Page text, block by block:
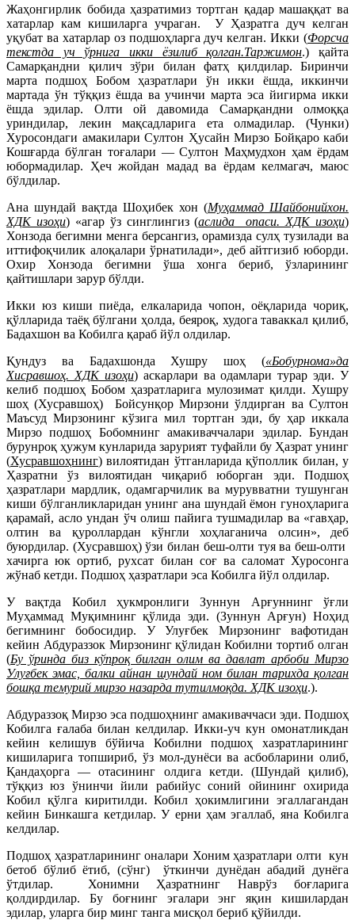
Жаҳонгирлик бобида ҳазратимиз тортган қадар машаққат ва
хатарлар кам кишиларга учраган. У Ҳазратга дуч келган
уқубат ва хатарлар оз подшоҳларга дуч келган. Икки (Форсча
текстда уч ўрнига икки ёзилиб қолган.Таржимон.) қайта
Самарқандни қилич зўри билан фатҳ қилдилар. Биринчи
марта подшоҳ Бобом ҳазратлари ўн икки ёшда, иккинчи
мартада ўн тўққиз ёшда ва учинчи марта эса йигирма икки
ёшда эдилар. Олти ой давомида Самарқандни олмоққа
уриндилар, лекин мақсадларига ета олмадилар. (Чунки)
Хуросондаги амакилари Султон Ҳусайн Мирзо Бойқаро каби
Кошғарда бўлган тоғалари —Султон Маҳмудхон ҳам ёрдам
юбормадилар. Ҳеч жойдан мадад ва ёрдам келмагач, маюс
бўлдилар.
Ана шундай вақтда Шоҳибек хон (Муҳаммад Шайбонийхон.
ХДК изоҳи) «агар ўз синглингиз (аслида опаси. ХДК изоҳи)
Хонзода бегимни менга берсангиз, орамизда сулҳ тузилади ва
иттифоқчилик алоқалари ўрнатилади», деб айтгизиб юборди.
Охир Хонзода бегимни ўша хонга бериб, ўзларининг
қайтишлари зарур бўлди.
Икки юз киши пиёда, елкаларида чопон, оёқларида чориқ,
қўлларида таёқ бўлгани ҳолда, беяроқ, худога таваккал қилиб,
Бадахшон ва Кобилга қараб йўл олдилар.
Қундуз ва Бадахшонда Хушру шоҳ («Бобурнома»да
Хисравшоҳ. ХДК изоҳи) аскарлари ва одамлари турар эди. У
келиб подшоҳ Бобом ҳазратларига мулозимат қилди. Хушру
шоҳ (Хусравшоҳ) Бойсунқор Мирзони ўлдирган ва Султон
Маъсуд Мирзонинг кўзига мил тортган эди, бу ҳар иккала
Мирзо подшоҳ Бобомнинг амакиваччалари эдилар. Бундан
бурунроқ ҳужум кунларида зарурият туфайли бу Ҳазрат унинг
(Хусравшоҳнинг) вилоятидан ўтганларида қўполлик билан, у
Ҳазратни ўз вилоятидан чиқариб юборган эди. Подшоҳ
ҳазратлари мардлик, одамгарчилик ва мурувватни тушунган
киши бўлганликларидан унинг ана шундай ёмон гуноҳларига
қарамай, асло ундан ўч олиш пайига тушмадилар ва «гавҳар,
олтин ва қуроллардан кўнгли хоҳлаганича олсин», деб
буюрдилар. (Хусравшоҳ) ўзи билан беш-олти туя ва беш-олти
хачирга юк ортиб, рухсат билан соғ ва саломат Хуросонга
жўнаб кетди. Подшоҳ ҳазратлари эса Кобилга йўл олдилар.
У вақтда Кобил ҳукмронлиги Зуннун Арғуннинг ўғли
Муҳаммад Муқимнинг қўлида эди. (Зуннун Арғун) Ноҳид
бегимнинг бобосидир. У Улуғбек Мирзонинг вафотидан
кейин Абдураззок Мирзонинг қўлидан Кобилни тортиб олган
(Бу ўринда биз кўпроқ билган олим ва давлат арбоби Мирзо
Улуғбек эмас, балки айнан шундай ном билан тарихда қолган
бошқа темурий мирзо назарда тутилмоқда. ХДК изоҳи.).
Абдураззоқ Мирзо эса подшоҳнинг амакиваччаси эди. Подшоҳ
Кобилга ғалаба билан келдилар. Икки-уч кун омонатликдан
кейин келишув бўйича Кобилни подшоҳ хазратларининг
кишиларига топшириб, ўз мол-дунёси ва асбобларини олиб,
Қандаҳорга — отасининг олдига кетди. (Шундай қилиб),
тўққиз юз ўнинчи йили рабийус соний ойининг охирида
Кобил қўлга киритилди. Кобил ҳокимлигини эгаллагандан
кейин Бинкашга кетдилар. У ерни ҳам эгаллаб, яна Кобилга
келдилар.
Подшоҳ ҳазратларининг оналари Хоним ҳазратлари олти кун
бетоб бўлиб ётиб, (сўнг) ўткинчи дунёдан абадий дунёга
ўтдилар. Хонимни Ҳазратнинг Наврўз боғларига
қолдирдилар. Бу боғнинг эгалари энг яқин кишилардан
эдилар, уларга бир минг танга мисқол бериб қўйилди.